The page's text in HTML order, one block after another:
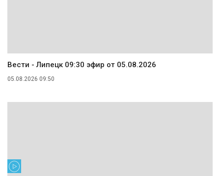
Вести - Липецк 09:30 эфир от 05.08.2026
05.08.2026 09:50